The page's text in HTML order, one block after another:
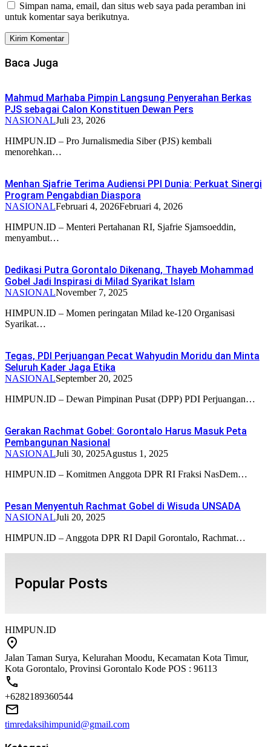
Simpan nama, email, dan situs web saya pada peramban ini
untuk komentar saya berikutnya.
Baca Juga
Mahmud Marhaba Pimpin Langsung Penyerahan Berkas
PJS sebagai Calon Konstituen Dewan Pers
NASIONALJuli 23, 2026
HIMPUN.ID – Pro Jurnalismedia Siber (PJS) kembali
menorehkan…
Menhan Sjafrie Terima Audiensi PPI Dunia: Perkuat Sinergi
Program Pengabdian Diaspora
NASIONALFebruari 4, 2026Februari 4, 2026
HIMPUN.ID – Menteri Pertahanan RI, Sjafrie Sjamsoeddin,
menyambut…
Dedikasi Putra Gorontalo Dikenang, Thayeb Mohammad
Gobel Jadi Inspirasi di Milad Syarikat Islam
NASIONALNovember 7, 2025
HIMPUN.ID – Momen peringatan Milad ke-120 Organisasi
Syarikat…
Tegas, PDI Perjuangan Pecat Wahyudin Moridu dan Minta
Seluruh Kader Jaga Etika
NASIONALSeptember 20, 2025
HIMPUN.ID – Dewan Pimpinan Pusat (DPP) PDI Perjuangan…
Gerakan Rachmat Gobel: Gorontalo Harus Masuk Peta
Pembangunan Nasional
NASIONALJuli 30, 2025Agustus 1, 2025
HIMPUN.ID – Komitmen Anggota DPR RI Fraksi NasDem…
Pesan Menyentuh Rachmat Gobel di Wisuda UNSADA
NASIONALJuli 20, 2025
HIMPUN.ID – Anggota DPR RI Dapil Gorontalo, Rachmat…
Popular Posts
HIMPUN.ID
Jalan Taman Surya, Kelurahan Moodu, Kecamatan Kota Timur,
Kota Gorontalo, Provinsi Gorontalo Kode POS : 96113
+6282189360544
timredaksihimpunid@gmail.com